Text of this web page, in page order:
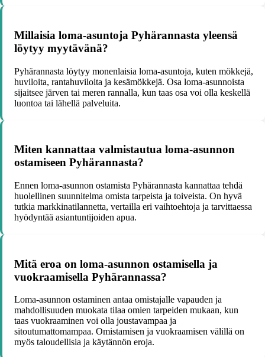
Millaisia loma-asuntoja Pyhärannasta yleensä
löytyy myytävänä?
Pyhärannasta löytyy monenlaisia loma-asuntoja, kuten mökkejä,
huviloita, rantahuviloita ja kesämökkejä. Osa loma-asunnoista
sijaitsee järven tai meren rannalla, kun taas osa voi olla keskellä
luontoa tai lähellä palveluita.
Miten kannattaa valmistautua loma-asunnon
ostamiseen Pyhärannasta?
Ennen loma-asunnon ostamista Pyhärannasta kannattaa tehdä
huolellinen suunnitelma omista tarpeista ja toiveista. On hyvä
tutkia markkinatilannetta, vertailla eri vaihtoehtoja ja tarvittaessa
hyödyntää asiantuntijoiden apua.
Mitä eroa on loma-asunnon ostamisella ja
vuokraamisella Pyhärannassa?
Loma-asunnon ostaminen antaa omistajalle vapauden ja
mahdollisuuden muokata tilaa omien tarpeiden mukaan, kun
taas vuokraaminen voi olla joustavampaa ja
sitoutumattomampaa. Omistamisen ja vuokraamisen välillä on
myös taloudellisia ja käytännön eroja.